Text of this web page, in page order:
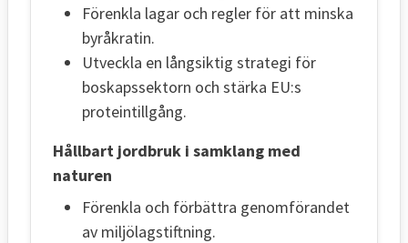
Förenkla lagar och regler för att minska
byråkratin.
Utveckla en långsiktig strategi för
boskapssektorn och stärka EU:s
proteintillgång.
Hållbart jordbruk i samklang med
naturen
Förenkla och förbättra genomförandet
av miljölagstiftning.